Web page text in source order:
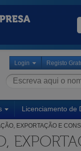
Login Registo
Licenciamento de
EXPORTAÇÃO E